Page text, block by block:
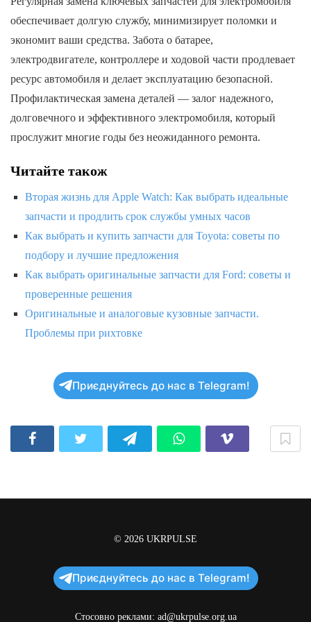
обеспечивает долгую службу, минимизирует поломки и
экономит ваши средства. Забота о батарее,
электродвигателе, контроллере и ходовой части продлевает
ресурс автомобиля и делает эксплуатацию безопасной.
Профилактическая замена деталей — залог надежного,
долговечного и эффективного электромобиля, который
прослужит многие годы без неожиданного ремонта.
Читайте також
Вторая жизнь для Apple Watch: Как выбрать идеальные
запчасти и продлить срок службы умных часов
Как выбрать и купить запчасти для Toyota: советы по
подбору и лучшие предложения
Как выбрать оригинальные запчасти для Ford: советы и
проверенные решения
Оригинальные и аналоговые кузовные запчасти.
Проблемы при рихтовке
Приєднуйтесь до нас в Telegram!
© 2026 UKRPULSE
Приєднуйтесь до нас в Telegram!
Стосовно реклами: ad@ukrpulse.org.ua